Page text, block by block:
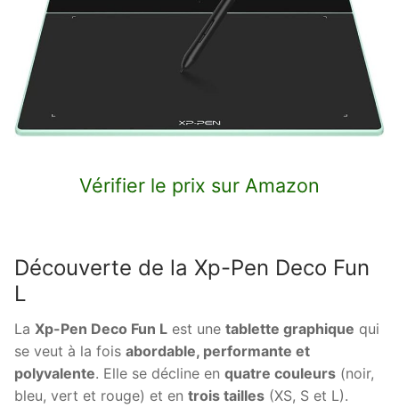
Vérifier le prix sur Amazon
Découverte de la Xp-Pen Deco Fun
L
La Xp-Pen Deco Fun L est une tablette graphique qui
se veut à la fois abordable, performante et
polyvalente. Elle se décline en quatre couleurs (noir,
bleu, vert et rouge) et en trois tailles (XS, S et L).